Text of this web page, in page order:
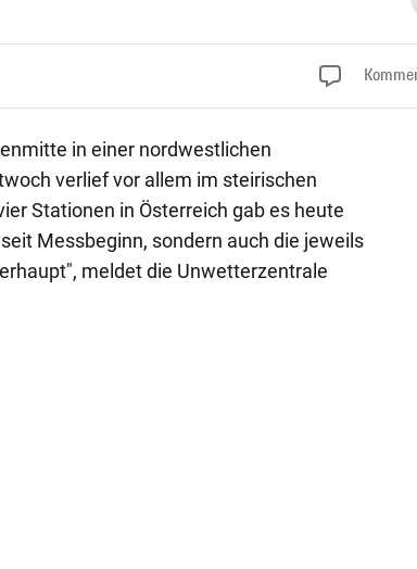
in einer nordwestlichen
verlief vor allem im steirischen
Stationen in Österreich gab es heute
Messbeginn, sondern auch die jeweils
meldet die Unwetterzentrale